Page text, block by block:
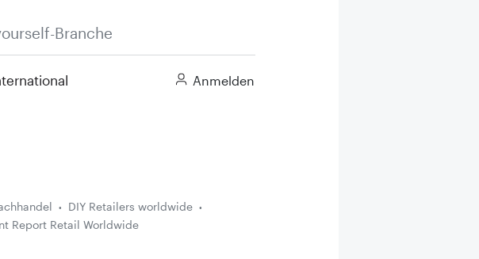
Branche
Anmelden
DIY Retailers worldwide
Report Retail Worldwide